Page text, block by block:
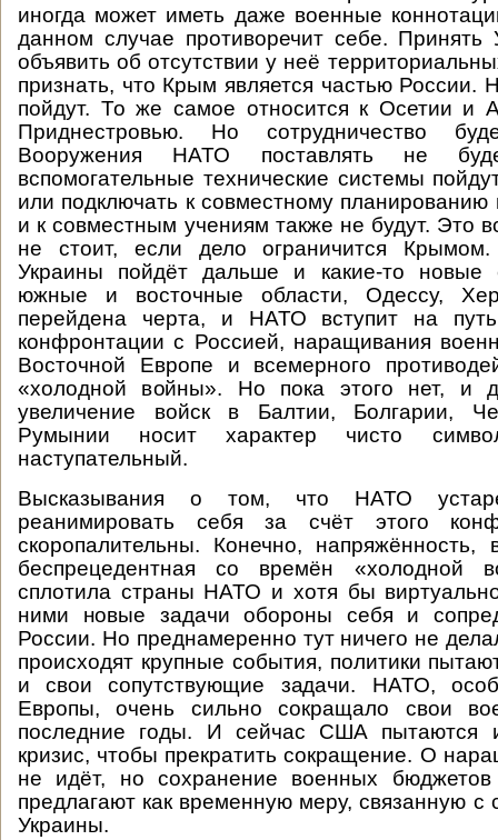
иногда может иметь даже военные
данном случае противоречит себе.
объявить об отсутствии у неё
признать, что Крым является частью России.
пойдут. То же самое относится к Осетии и
Приднестровью. Но сотрудничество
Вооружения НАТО поставлять не
вспомогательные технические системы
или подключать к совместному
и к совместным учениям также не будут. Это
не стоит, если дело ограничится
Украины пойдёт дальше и какие-то новые
южные и восточные области, Одессу,
перейдена черта, и НАТО вступит на
конфронтации с Россией, наращивания
Восточной Европе и всемерного
«холодной войны». Но пока этого нет, и
увеличение войск в Балтии, Болгарии,
Румынии носит характер чисто
наступательный.
Высказывания о том, что НАТО
реанимировать себя за счёт этого
скоропалительны. Конечно, напряжённость,
беспрецедентная со времён «холодной
сплотила страны НАТО и хотя бы
ними новые задачи обороны себя и
России. Но преднамеренно тут ничего не
происходят крупные события, политики
и свои сопутствующие задачи. НАТО,
Европы, очень сильно сокращало свои
последние годы. И сейчас США пытаются
кризис, чтобы прекратить сокращение. О
не идёт, но сохранение военных
предлагают как временную меру, связанную с
Украины.